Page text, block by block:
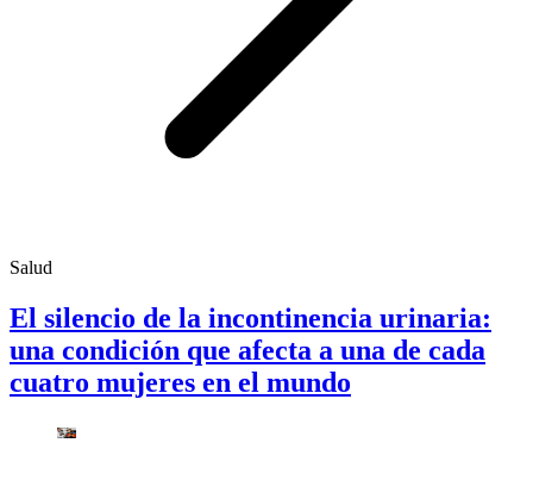
Salud
El silencio de la incontinencia urinaria:
una condición que afecta a una de cada
cuatro mujeres en el mundo